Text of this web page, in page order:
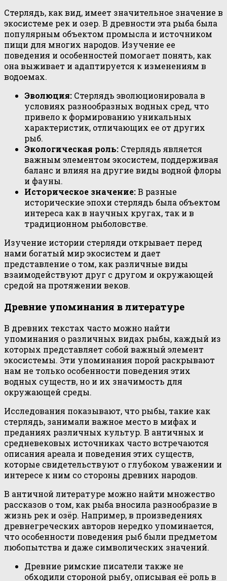
Стерлядь, как вид, имеет значительное значение в
экосистеме рек и озер. В древности эта рыба была
популярным объектом промысла и источником
пищи для многих народов. Изучение ее
поведения и особенностей помогает понять, как
она выживает и адаптируется к изменениям в
водоемах.
Эволюция: Стерлядь эволюционировала в
условиях разнообразных водных сред, что
привело к формированию уникальных
характеристик, отличающих ее от других
рыб.
Экологическая роль: Стерлядь является
важным элементом экосистем, поддерживая
баланс и влияя на другие виды водной флоры
и фауны.
Историческое значение:В разные
исторические эпохи стерлядь была объектом
интереса как в научных кругах, так и в
традиционном рыболовстве.
Изучение истории стерляди открывает перед
нами богатый мир экосистем и дает
представление о том, как различные виды
взаимодействуют друг с другом и окружающей
средой на протяжении веков.
Древние упоминания в литературе
В древних текстах часто можно найти
упоминания о различных видах рыбы, каждый из
которых представляет собой важный элемент
экосистемы. Эти упоминания порой раскрывают
нам не только особенности поведения этих
водных существ, но и их значимость для
окружающей среды.
Исследования показывают, что рыбы, такие как
стерлядь, занимали важное место в мифах и
преданиях различных культур. В античных и
средневековых источниках часто встречаются
описания ареала и поведения этих существ,
которые свидетельствуют о глубоком уважении и
интересе к ним со стороны древних народов.
В античной литературе можно найти множество
рассказов о том, как рыба вносила разнообразие в
жизнь рек и озёр. Например, в произведениях
древнегреческих авторов нередко упоминается,
что особенности поведения рыб были предметом
любопытства и даже символических значений.
Древние римские писатели также не
обходили стороной рыбу, описывая её роль в